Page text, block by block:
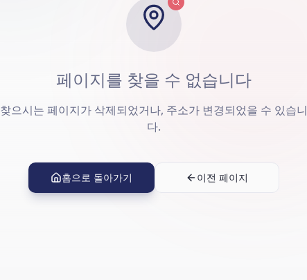
페이지를 찾을 수 없습니다
찾으시는 페이지가 삭제되었거나, 주소가 변경되었을 수 있습니
다.
홈으로 돌아가기 이전 페이지